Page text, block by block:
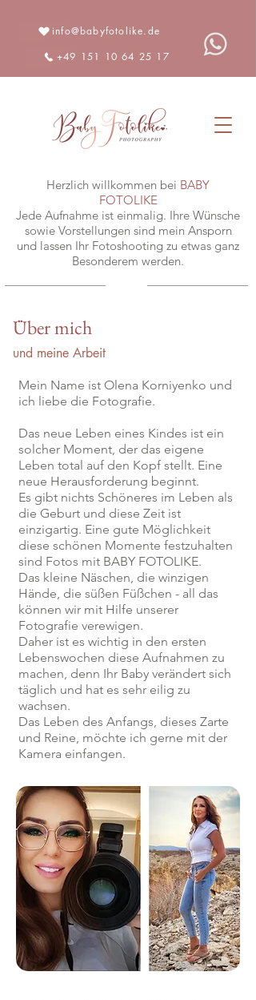
info@babyfotolike.de
+49 151 10 64 25 17
Herzlich willkommen bei BABY
FOTOLIKE
Jede Aufnahme ist einmalig. Ihre Wünsche
sowie Vorstellungen sind mein Ansporn
und lassen Ihr Fotoshooting zu etwas ganz
Besonderem werden.
Über mich
und meine Arbeit
Mein Name ist Olena Korniyenko und
ich liebe die Fotografie.
Das neue Leben eines Kindes ist ein
solcher Moment, der das eigene
Leben total auf den Kopf stellt. Eine
neue Herausforderung beginnt.
Es gibt nichts Schöneres im Leben als
die Geburt und diese Zeit ist
einzigartig. Eine gute Möglichkeit
diese schönen Momente festzuhalten
sind Fotos mit BABY FOTOLIKE.
Das kleine Näschen, die winzigen
Hände, die süßen Füßchen - all das
können wir mit Hilfe unserer
Fotografie verewigen.
Daher ist es wichtig in den ersten
Lebenswochen diese Aufnahmen zu
machen, denn Ihr Baby verändert sich
täglich und hat es sehr eilig zu
wachsen.
Das Leben des Anfangs, dieses Zarte
und Reine, möchte ich gerne mit der
Kamera einfangen.